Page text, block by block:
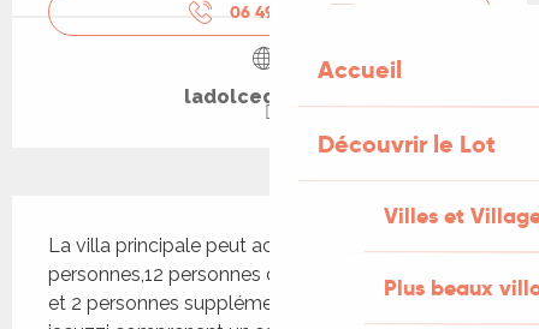
Accueil
Découvrir le Lot
Villes et
Plus beaux
06 49 93 74 ▒▒
ladolcequercy.fr
La villa principale peut accueillir jusqu’à 14
personnes,12 personnes dans la maison principale
et 2 personnes supplémentaires dans un espace